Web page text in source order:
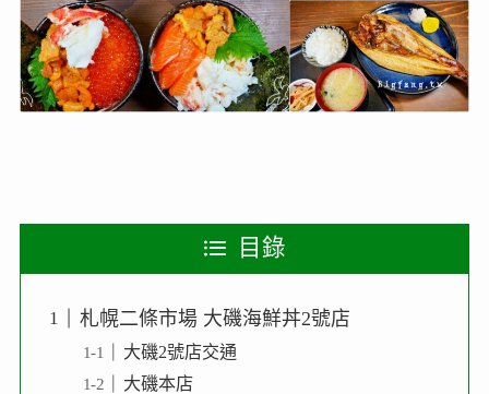
目錄
札幌二條市場 大磯海鮮丼2號店
大磯2號店交通
大磯本店